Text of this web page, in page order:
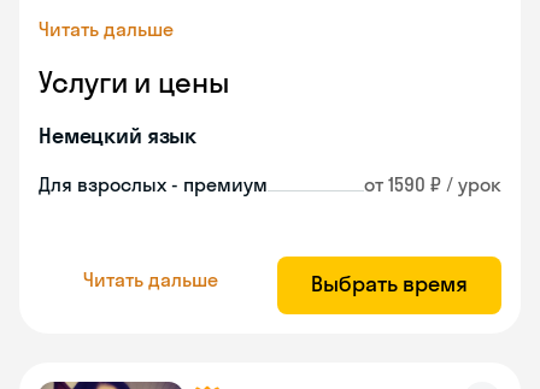
Читать дальше
Услуги и цены
Немецкий язык
Для взрослых - премиум от 1590 ₽ / урок
Читать дальше Выбрать время